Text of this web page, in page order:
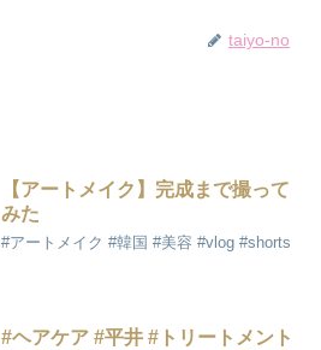
taiyo-no
【アートメイク】完成まで撮って
みた
#アートメイク #韓国 #美容 #vlog #shorts
#ヘアケア #平井 #トリートメント